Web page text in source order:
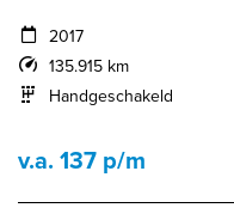
2017
135.915 km
Handgeschakeld
v.a. 137 p/m